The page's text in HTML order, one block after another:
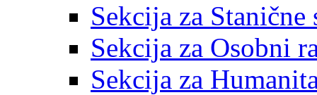
Sekcija za Stanične
Sekcija za Osobni
Sekcija za